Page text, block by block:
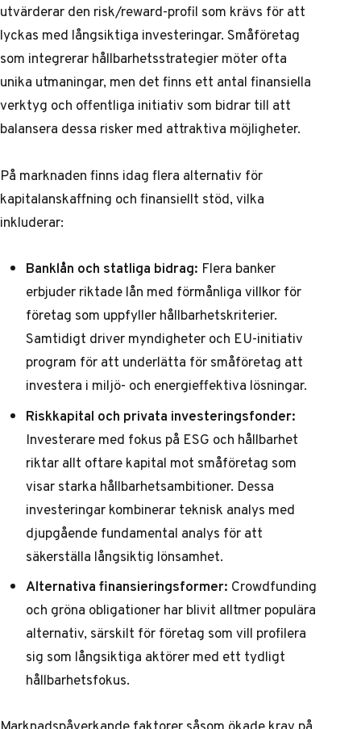
utvärderar den risk/reward-profil som krävs för att
lyckas med långsiktiga investeringar. Småföretag
som integrerar hållbarhetsstrategier möter ofta
unika utmaningar, men det finns ett antal finansiella
verktyg och offentliga initiativ som bidrar till att
balansera dessa risker med attraktiva möjligheter.
På marknaden finns idag flera alternativ för
kapitalanskaffning och finansiellt stöd, vilka
inkluderar:
Banklån och statliga bidrag: Flera banker
erbjuder riktade lån med förmånliga villkor för
företag som uppfyller hållbarhetskriterier.
Samtidigt driver myndigheter och EU-initiativ
program för att underlätta för småföretag att
investera i miljö- och energieffektiva lösningar.
Riskkapital och privata investeringsfonder:
Investerare med fokus på ESG och hållbarhet
riktar allt oftare kapital mot småföretag som
visar starka hållbarhetsambitioner. Dessa
investeringar kombinerar teknisk analys med
djupgående fundamental analys för att
säkerställa långsiktig lönsamhet.
Alternativa finansieringsformer: Crowdfunding
och gröna obligationer har blivit alltmer populära
alternativ, särskilt för företag som vill profilera
sig som långsiktiga aktörer med ett tydligt
hållbarhetsfokus.